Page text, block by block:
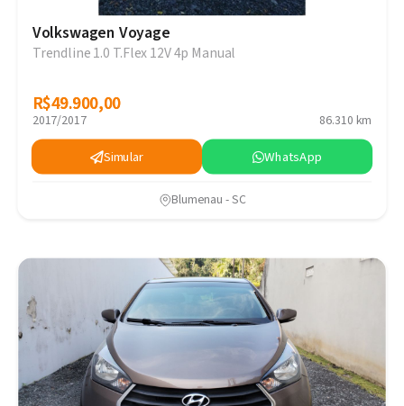
Volkswagen Voyage
Trendline 1.0 T.Flex 12V 4p Manual
R$49.900,00
R$49.900,00
2017/2017 86.310 km
Simular WhatsApp
Blumenau - SC